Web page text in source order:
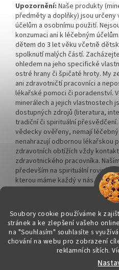
Soubory cookie používáme k
stránek a ke zlepšení vašeho
na "Souhlasím" souhlasíte s
chování na webu pro zobrazení
reklamních sítích.
Upozornění: Naše produkty
předměty a doplňky) jsou určeny
účelům a osobnímu použití.
konzumaci ani k léčebným
dětem do 3 let věku včetně
spolknutí malých částí.
ohledem na jeho specifické
ostré hrany či špičaté hroty. My
ani zdravotničtí pracovníci a
lékařské pomoci či poradenství.
minerálech a jejich vlastnostech
dostupných zdrojů (literatura,
tradiční či spirituální
vědecky ověřeny, nemají
nenahrazují odbornou lékařskou
zdravotních obtížích vždy
zdravotnického pracovníka.
především na spirituální rovině a
kterou máme každý v nás.